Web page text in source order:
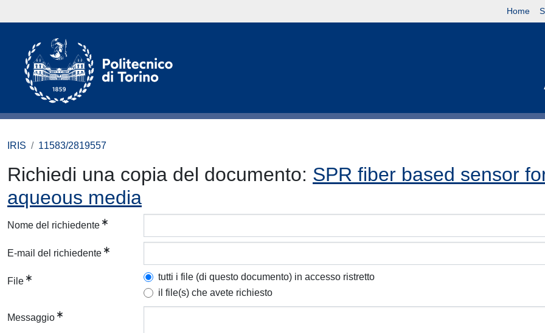
Home
IRIS 11583/2819557
Richiedi una copia del documento: SPR fiber based sensor
aqueous media
Nome del richiedente
E-mail del richiedente
File
tutti i file (di questo documento) in accesso ristretto
il file(s) che avete richiesto
Messaggio